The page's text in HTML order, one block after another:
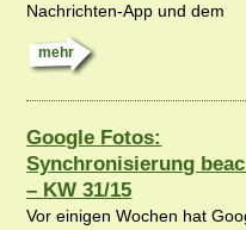
Nachrichten-App und dem
mehr
Google Fotos:
Synchronisierung
– KW 31/15
Vor einigen Wochen hat